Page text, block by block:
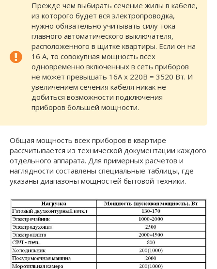
Прежде чем выбирать сечение жилы в кабеле,
из которого будет вся электропроводка,
нужно обязательно учитывать силу тока
главного автоматического выключателя,
расположенного в щитке квартиры. Если он на
16 А, то совокупная мощность всех
одновременно включенных в сеть приборов
не может превышать 16А х 220В = 3520 Вт. И
увеличением сечения кабеля никак не
добиться возможности подключения
приборов большей мощности.
Общая мощность всех приборов в квартире
рассчитывается из технической документации каждого
отдельного аппарата. Для примерных расчетов и
наглядности составлены специальные таблицы, где
указаны диапазоны мощностей бытовой техники.